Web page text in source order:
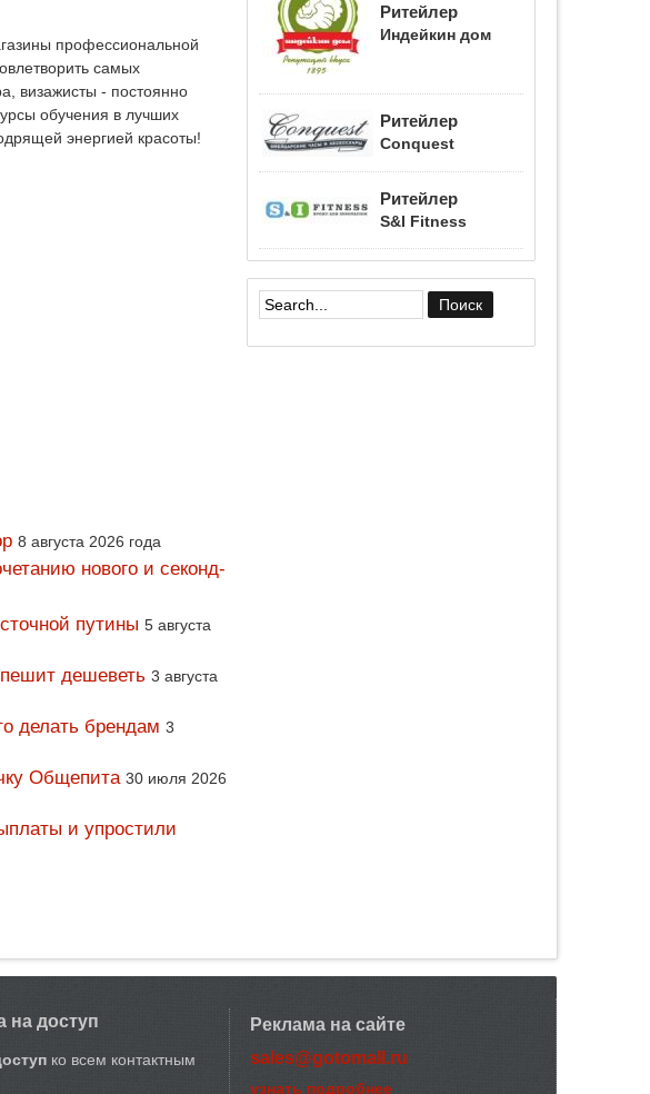
профессиональной
самых
визажисты - постоянно
обучения в лучших
энергией красоты!
8 августа 2026 года
нового и секонд-
путины 5 августа
дешеветь 3 августа
делать брендам 3
Общепита 30 июля 2026
и упростили
Ритейлер
Индейкин дом
Ритейлер
Conquest
Ритейлер
S&I Fitness
Форма поиска
на доступ
ко всем контактным
Реклама на сайте
sales@gotomall.ru
узнать подробнее